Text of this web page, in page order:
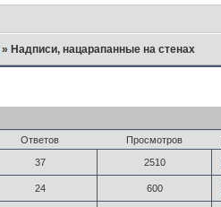
»Надписи, нацарапанные на стенах
Ответов Просмотров
37 2510
24 600